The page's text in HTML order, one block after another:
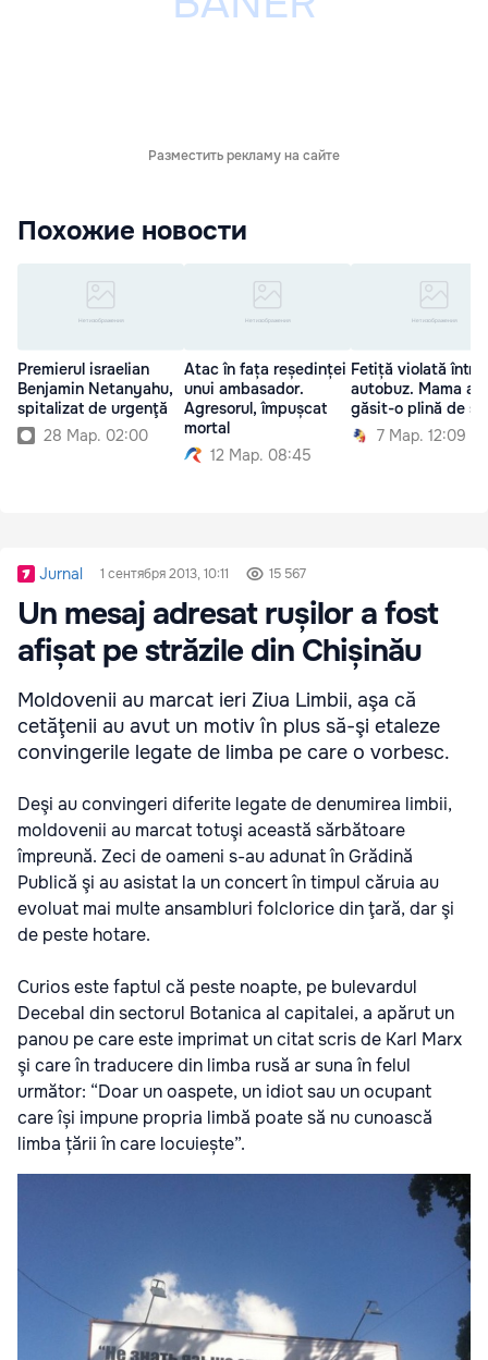
Разместить рекламу на сайте
Похожие новости
Premierul israelian
Benjamin Netanyahu,
spitalizat de urgenţă
28 Мар. 02:00
Atac în fața reședinței
unui ambasador.
Agresorul, împușcat
mortal
12 Мар. 08:45
Fetiță violată într-
autobuz. Mama a
găsit-o plină de
7 Мар. 12:09
Jurnal 1 сентября 2013, 10:11 15 567
Un mesaj adresat rușilor a fost
afișat pe străzile din Chișinău
Moldovenii au marcat ieri Ziua Limbii, aşa că
cetăţenii au avut un motiv în plus să-şi etaleze
convingerile legate de limba pe care o vorbesc.
Deşi au convingeri diferite legate de denumirea limbii,
moldovenii au marcat totuşi această sărbătoare
împreună. Zeci de oameni s-au adunat în Grădină
Publică şi au asistat la un concert în timpul căruia au
evoluat mai multe ansambluri folclorice din ţară, dar şi
de peste hotare.
Curios este faptul că peste noapte, pe bulevardul
Decebal din sectorul Botanica al capitalei, a apărut un
panou pe care este imprimat un citat scris de Karl Marx
şi care în traducere din limba rusă ar suna în felul
următor: “Doar un oaspete, un idiot sau un ocupant
care își impune propria limbă poate să nu cunoască
limba țării în care locuiește”.